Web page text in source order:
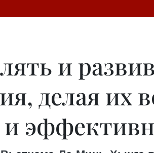
и
делая их
и